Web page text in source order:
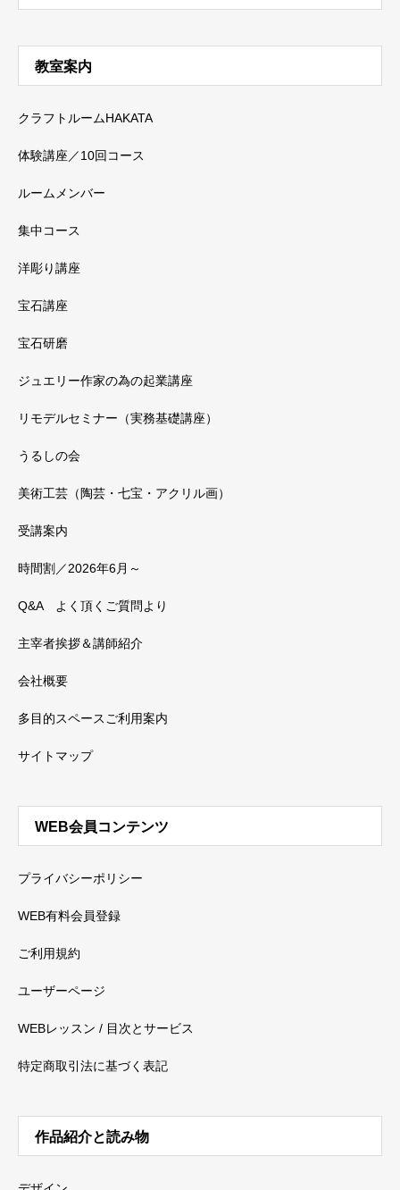
教室案内
クラフトルームHAKATA
体験講座／10回コース
ルームメンバー
集中コース
洋彫り講座
宝石講座
宝石研磨
ジュエリー作家の為の起業講座
リモデルセミナー（実務基礎講座）
うるしの会
美術工芸（陶芸・七宝・アクリル画）
受講案内
時間割／2026年6月～
Q&A よく頂くご質問より
主宰者挨拶＆講師紹介
会社概要
多目的スペースご利用案内
サイトマップ
WEB会員コンテンツ
プライバシーポリシー
WEB有料会員登録
ご利用規約
ユーザーページ
WEBレッスン / 目次とサービス
特定商取引法に基づく表記
作品紹介と読み物